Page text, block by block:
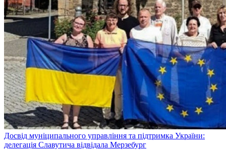
Досвід муніципального управління та підтримка України:
делегація Славутича відвідала Мерзебург